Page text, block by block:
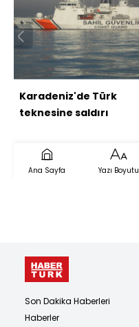
Karadeniz'de Türk
teknesine saldırı
Ana Sayfa Yazı Boyutu
Son Dakika Haberleri
Haberler